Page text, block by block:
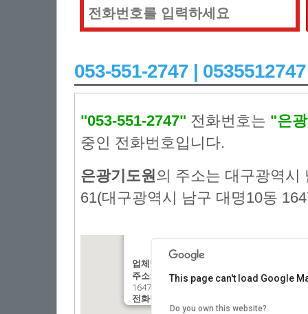
053-551-2747 |
"053-551-2747" 전화번호는 "은
중인 전화번호입니다.
은광기도원의 주소는 대구광역시
61(대구광역시 남구 대명10동
업체명:
:은광기도원
주소:
: 대구광역시 남구 대명10동 두류공원
1647-8)
전화번호:
This page can't load Google
Do you own this website?